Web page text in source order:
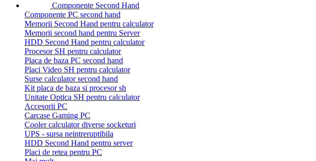
Componente Second Hand
Componente PC second hand
Memorii Second Hand pentru calculator
Memorii second hand pentru Server
HDD Second Hand pentru calculator
Procesor SH pentru calculator
Placa de baza PC second hand
Placi Video SH pentru calculator
Surse calculator second hand
Kit placa de baza si procesor sh
Unitate Optica SH pentru calculator
Accesorii PC
Carcase Gaming PC
Cooler calculator diverse socketuri
UPS - sursa neintreruptibila
HDD Second Hand pentru server
Placi de retea pentru PC